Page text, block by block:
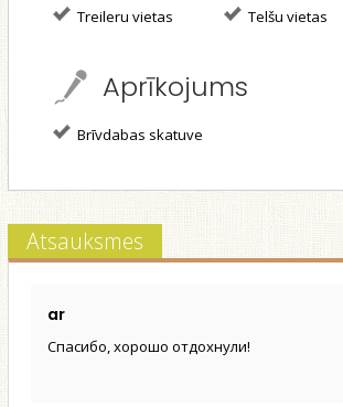
Treileru vietas Telšu vietas
Aprīkojums
Brīvdabas skatuve
Atsauksmes
ar
Спасибо, хорошо отдохнули!